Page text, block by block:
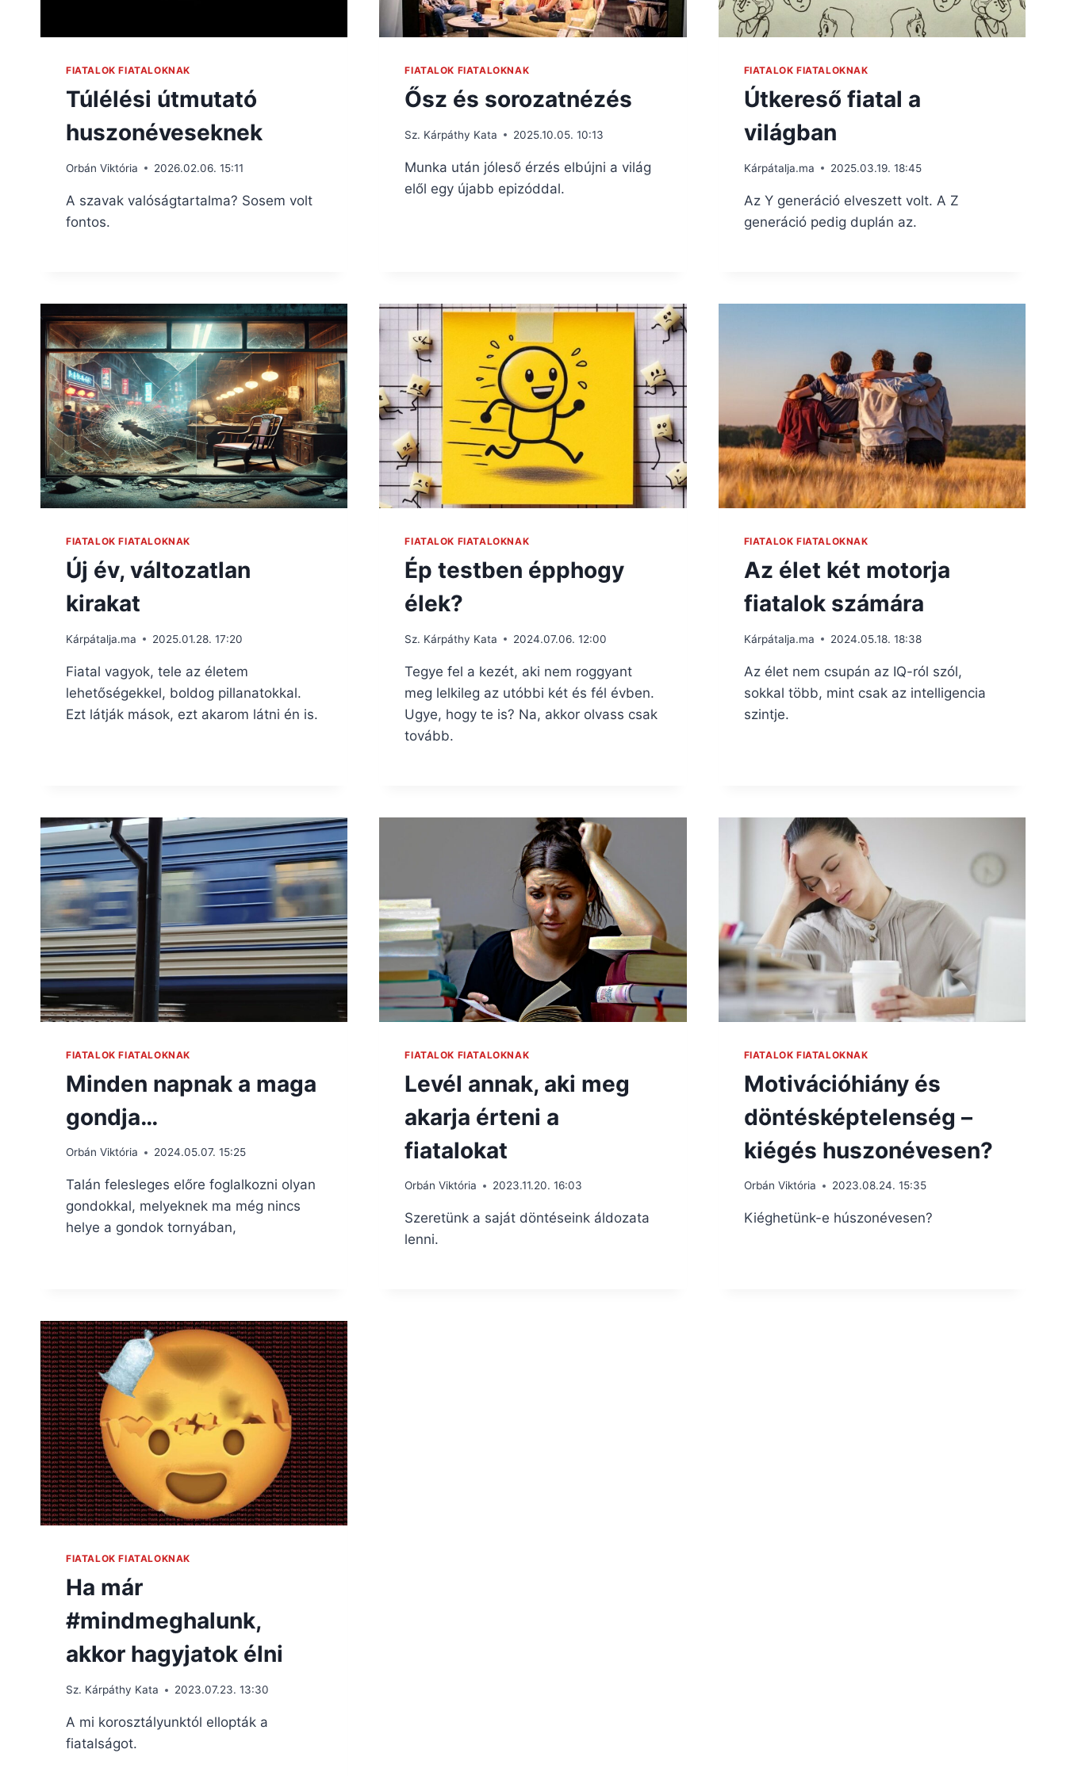
FIATALOK FIATALOKNAK
Túlélési útmutató
huszonéveseknek
Orbán Viktória 2026.02.06. 15:11
A szavak valóságtartalma? Sosem volt
fontos.
FIATALOK FIATALOKNAK
Ősz és sorozatnézés
Sz. Kárpáthy Kata 2025.10.05. 10:13
Munka után jóleső érzés elbújni a világ
elől egy újabb epizóddal.
FIATALOK FIATALOKNAK
Útkereső fiatal a
világban
Kárpátalja.ma 2025.03.19. 18:45
Az Y generáció elveszett volt. A Z
generáció pedig duplán az.
FIATALOK FIATALOKNAK
Új év, változatlan
kirakat
Kárpátalja.ma 2025.01.28. 17:20
Fiatal vagyok, tele az életem
lehetőségekkel, boldog pillanatokkal.
Ezt látják mások, ezt akarom látni én is.
FIATALOK FIATALOKNAK
Ép testben épphogy
élek?
Sz. Kárpáthy Kata 2024.07.06. 12:00
Tegye fel a kezét, aki nem roggyant
meg lelkileg az utóbbi két és fél évben.
Ugye, hogy te is? Na, akkor olvass csak
tovább.
FIATALOK FIATALOKNAK
Az élet két motorja
fiatalok számára
Kárpátalja.ma 2024.05.18. 18:38
Az élet nem csupán az IQ-ról szól,
sokkal több, mint csak az intelligencia
szintje.
FIATALOK FIATALOKNAK
Minden napnak a maga
gondja…
Orbán Viktória 2024.05.07. 15:25
Talán felesleges előre foglalkozni olyan
gondokkal, melyeknek ma még nincs
helye a gondok tornyában,
FIATALOK FIATALOKNAK
Levél annak, aki meg
akarja érteni a
fiatalokat
Orbán Viktória 2023.11.20. 16:03
Szeretünk a saját döntéseink áldozata
lenni.
FIATALOK FIATALOKNAK
Motivációhiány és
döntésképtelenség –
kiégés huszonévesen?
Orbán Viktória 2023.08.24. 15:35
Kiéghetünk-e húszonévesen?
FIATALOK FIATALOKNAK
Ha már
#mindmeghalunk,
akkor hagyjatok élni
Sz. Kárpáthy Kata 2023.07.23. 13:30
A mi korosztályunktól ellopták a
fiatalságot.